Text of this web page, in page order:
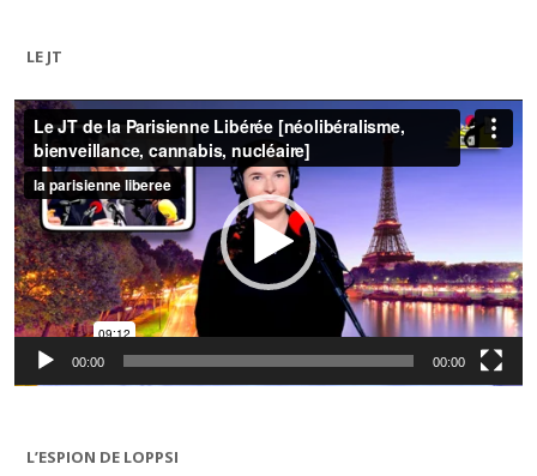
LE JT
Lecteur
vidéo
00:00 00:00
L’ESPION DE LOPPSI